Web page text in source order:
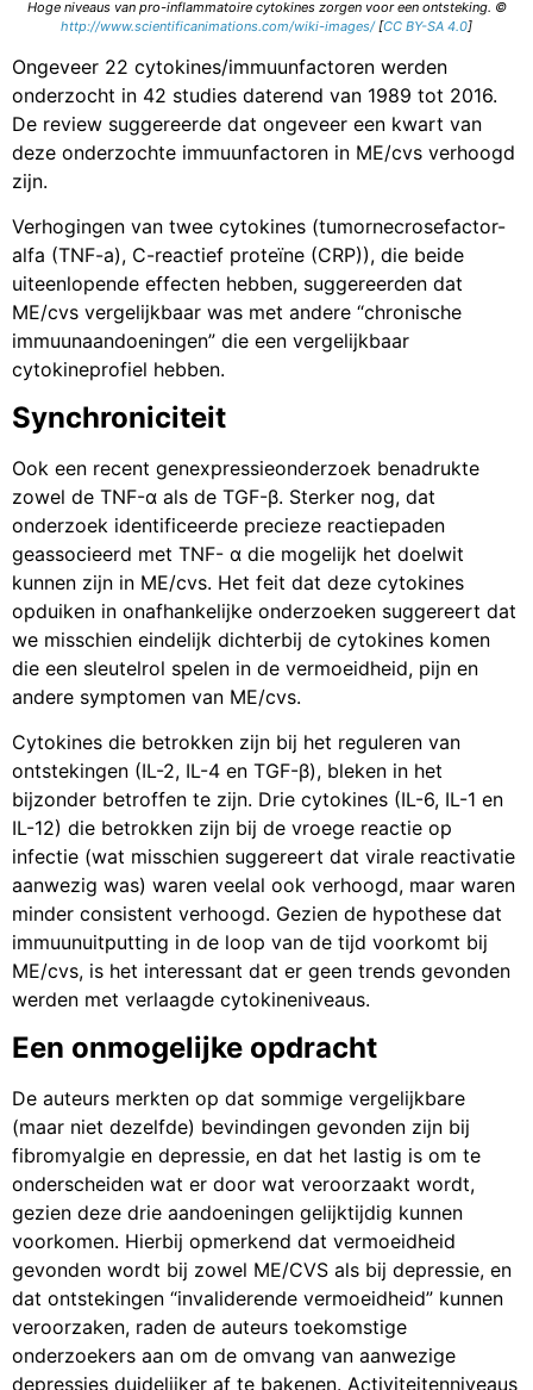
Hoge niveaus van pro-inflammatoire cytokines zorgen voor een ontsteking. ©
http://www.scientificanimations.com/wiki-images/ [CC BY-SA 4.0]
Ongeveer 22 cytokines/immuunfactoren werden
onderzocht in 42 studies daterend van 1989 tot 2016.
De review suggereerde dat ongeveer een kwart van
deze onderzochte immuunfactoren in ME/cvs verhoogd
zijn.
Verhogingen van twee cytokines (tumornecrosefactor-
alfa (TNF-a), C-reactief proteïne (CRP)), die beide
uiteenlopende effecten hebben, suggereerden dat
ME/cvs vergelijkbaar was met andere “chronische
immuunaandoeningen” die een vergelijkbaar
cytokineprofiel hebben.
Synchroniciteit
Ook een recent genexpressieonderzoek benadrukte
zowel de TNF-α als de TGF-β. Sterker nog, dat
onderzoek identificeerde precieze reactiepaden
geassocieerd met TNF- α die mogelijk het doelwit
kunnen zijn in ME/cvs. Het feit dat deze cytokines
opduiken in onafhankelijke onderzoeken suggereert dat
we misschien eindelijk dichterbij de cytokines komen
die een sleutelrol spelen in de vermoeidheid, pijn en
andere symptomen van ME/cvs.
Cytokines die betrokken zijn bij het reguleren van
ontstekingen (IL-2, IL-4 en TGF-β), bleken in het
bijzonder betroffen te zijn. Drie cytokines (IL-6, IL-1 en
IL-12) die betrokken zijn bij de vroege reactie op
infectie (wat misschien suggereert dat virale reactivatie
aanwezig was) waren veelal ook verhoogd, maar waren
minder consistent verhoogd. Gezien de hypothese dat
immuunuitputting in de loop van de tijd voorkomt bij
ME/cvs, is het interessant dat er geen trends gevonden
werden met verlaagde cytokineniveaus.
Een onmogelijke opdracht
De auteurs merkten op dat sommige vergelijkbare
(maar niet dezelfde) bevindingen gevonden zijn bij
fibromyalgie en depressie, en dat het lastig is om te
onderscheiden wat er door wat veroorzaakt wordt,
gezien deze drie aandoeningen gelijktijdig kunnen
voorkomen. Hierbij opmerkend dat vermoeidheid
gevonden wordt bij zowel ME/CVS als bij depressie, en
dat ontstekingen “invaliderende vermoeidheid” kunnen
veroorzaken, raden de auteurs toekomstige
onderzoekers aan om de omvang van aanwezige
depressies duidelijker af te bakenen. Activiteitenniveaus